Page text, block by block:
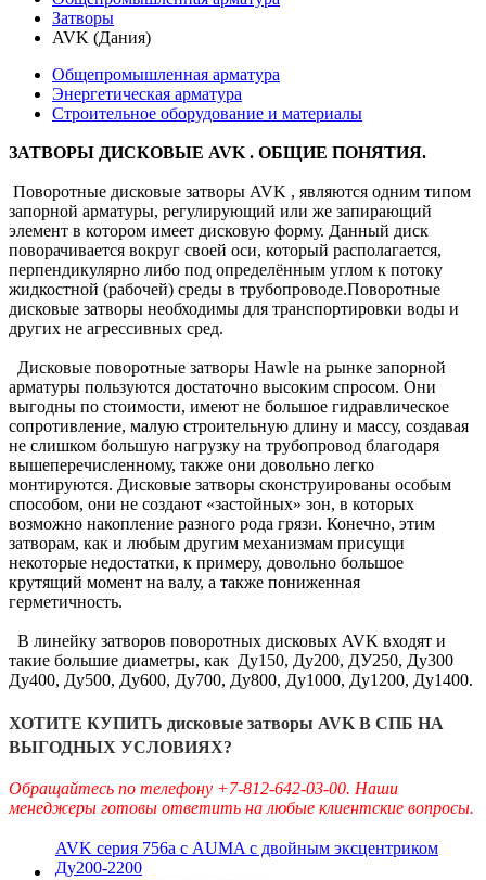
Затворы
AVK (Дания)
Общепромышленная арматура
Энергетическая арматура
Строительное оборудование и материалы
ЗАТВОРЫ ДИСКОВЫЕ AVK . ОБЩИЕ ПОНЯТИЯ.
Поворотные дисковые затворы AVK , являются одним типом
запорной арматуры, регулирующий или же запирающий
элемент в котором имеет дисковую форму. Данный диск
поворачивается вокруг своей оси, который располагается,
перпендикулярно либо под определённым углом к потоку
жидкостной (рабочей) среды в трубопроводе.Поворотные
дисковые затворы необходимы для транспортировки воды и
других не агрессивных сред.
Дисковые поворотные затворы Hawle на рынке запорной
арматуры пользуются достаточно высоким спросом. Они
выгодны по стоимости, имеют не большое гидравлическое
сопротивление, малую строительную длину и массу, создавая
не слишком большую нагрузку на трубопровод благодаря
вышеперечисленному, также они довольно легко
монтируются. Дисковые затворы сконструированы особым
способом, они не создают «застойных» зон, в которых
возможно накопление разного рода грязи. Конечно, этим
затворам, как и любым другим механизмам присущи
некоторые недостатки, к примеру, довольно большое
крутящий момент на валу, а также пониженная
герметичность.
В линейку затворов поворотных дисковых AVK входят и
такие большие диаметры, как Ду150, Ду200, ДУ250, Ду300
Ду400, Ду500, Ду600, Ду700, Ду800, Ду1000, Ду1200, Ду1400.
ХОТИТЕ КУПИТЬ дисковые затворы AVK В СПБ НА
ВЫГОДНЫХ УСЛОВИЯХ?
Обращайтесь по телефону +7-812-642-03-00. Наши
менеджеры готовы ответить на любые клиентские вопросы.
AVK серия 756a с AUMA с двойным эксцентриком
Ду200-2200